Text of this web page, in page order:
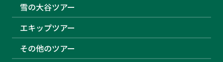
雪の大谷ツアー
エキップツアー
その他のツアー